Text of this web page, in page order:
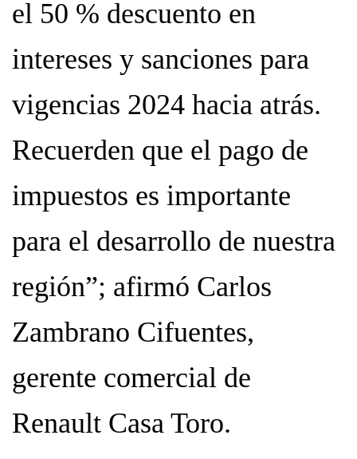
el 50 % descuento en
intereses y sanciones para
vigencias 2024 hacia atrás.
Recuerden que el pago de
impuestos es importante
para el desarrollo de nuestra
región”; afirmó Carlos
Zambrano Cifuentes,
gerente comercial de
Renault Casa Toro.